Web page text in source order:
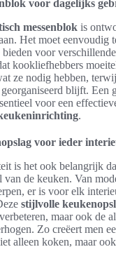
voor dagelijks
messenblok is
Het moet eenvoudig
voor
kookliefhebbers
ze nodig hebben,
blijft. Een
voor een
.
voor ieder
is het ook belangrijk
van de keuken. Van
er is voor elk
stijlvolle
maar ook de
Zo creëert men
alleen koken, maar